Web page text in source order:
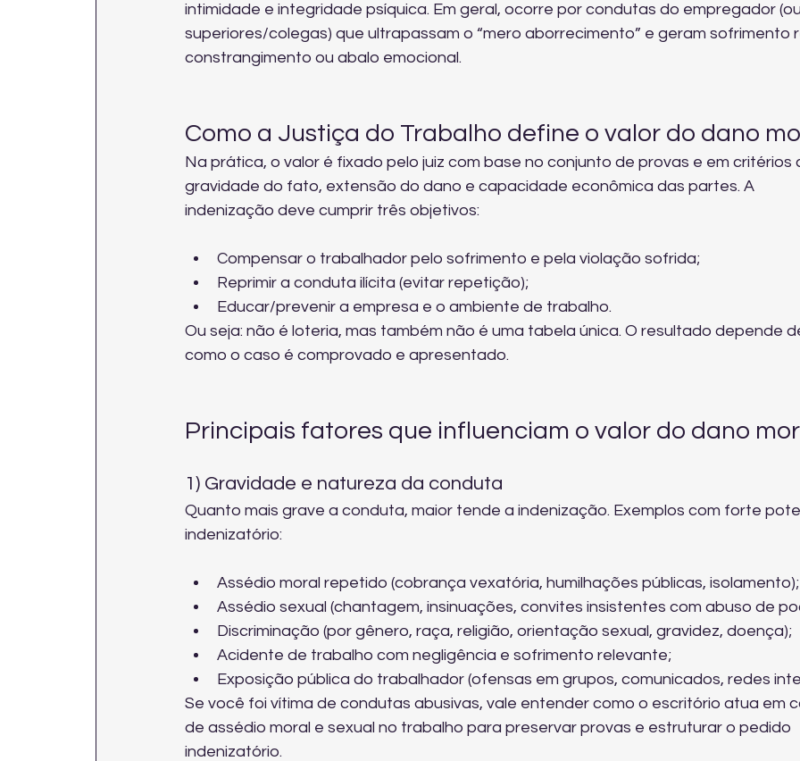
intimidade e integridade psíquica. Em geral, ocorre por condutas do empregador
superiores/colegas) que ultrapassam o “mero aborrecimento” e geram sofrimento
constrangimento ou abalo emocional.
Como a Justiça do Trabalho define o valor do dano
Na prática, o valor é fixado pelo juiz com base no conjunto de provas e em critérios
gravidade do fato, extensão do dano e capacidade econômica das partes. A
indenização deve cumprir três objetivos:
Compensar o trabalhador pelo sofrimento e pela violação sofrida;
Reprimir a conduta ilícita (evitar repetição);
Educar/prevenir a empresa e o ambiente de trabalho.
Ou seja: não é loteria, mas também não é uma tabela única. O resultado depende
como o caso é comprovado e apresentado.
Principais fatores que influenciam o valor do dano
1) Gravidade e natureza da conduta
Quanto mais grave a conduta, maior tende a indenização. Exemplos com forte
indenizatório:
Assédio moral repetido (cobrança vexatória, humilhações públicas, isolamento);
Assédio sexual (chantagem, insinuações, convites insistentes com abuso de
Discriminação (por gênero, raça, religião, orientação sexual, gravidez, doença);
Acidente de trabalho com negligência e sofrimento relevante;
Exposição pública do trabalhador (ofensas em grupos, comunicados, redes
Se você foi vítima de condutas abusivas, vale entender como o escritório atua em
de assédio moral e sexual no trabalho para preservar provas e estruturar o pedido
indenizatório.